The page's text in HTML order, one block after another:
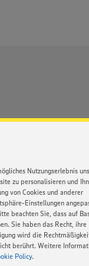
Nutzungserlebnis
zu personalisieren und
von Cookies und anderer
Einstellungen
beachten Sie, dass auf
Sie haben das Recht, ihre
wird die
berührt. Weitere
Policy.
Download